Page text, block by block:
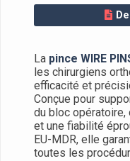
La pince WIRE
les chirurgiens
efficacité et
Conçue pour
du bloc
et une fiabilité
EU-MDR, elle
toutes les